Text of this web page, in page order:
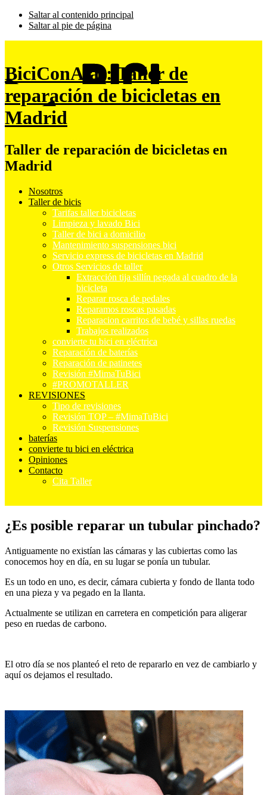
Saltar al contenido principal
Saltar al pie de página
BiciConAlas: Taller de
reparación de bicicletas en
Madrid
Taller de reparación de bicicletas en
Madrid
Nosotros
Taller de bicis
Tarifas taller bicicletas
Limpieza y lavado Bici
Taller de bici a domicilio
Mantenimiento suspensiones bici
Servicio express de bicicletas en Madrid
Otros Servicios de taller
Extracción tija sillín pegada al cuadro de la
bicicleta
Reparar rosca de pedales
Reparamos roscas pasadas
Reparacion carritos de bebé y sillas ruedas
Trabajos realizados
convierte tu bici en eléctrica
Reparación de baterías
Reparación de patinetes
Revisión #MimaTuBici
#PROMOTALLER
REVISIONES
Tipo de revisiones
Revisión TOP – #MimaTuBici
Revisión Suspensiones
baterías
convierte tu bici en eléctrica
Opiniones
Contacto
Cita Taller
¿Es posible reparar un tubular pinchado?
Antiguamente no existían las cámaras y las cubiertas como las
conocemos hoy en día, en su lugar se ponía un tubular.
Es un todo en uno, es decir, cámara cubierta y fondo de llanta todo
en una pieza y va pegado en la llanta.
Actualmente se utilizan en carretera en competición para aligerar
peso en ruedas de carbono.
El otro día se nos planteó el reto de repararlo en vez de cambiarlo y
aquí os dejamos el resultado.